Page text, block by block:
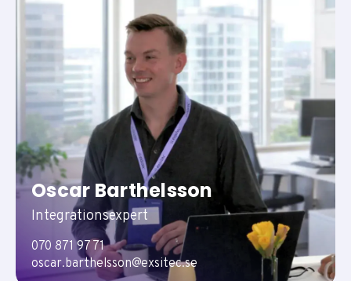
Oscar Barthelsson
Integrationsexpert
070 871 97 71
oscar.barthelsson@exsitec.se